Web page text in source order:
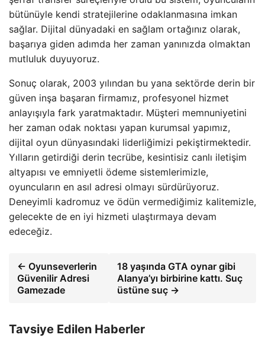
bütünüyle kendi stratejilerine odaklanmasına imkan
sağlar. Dijital dünyadaki en sağlam ortağınız olarak,
başarıya giden adımda her zaman yanınızda olmaktan
mutluluk duyuyoruz.
Sonuç olarak, 2003 yılından bu yana sektörde derin bir
güven inşa başaran firmamız, profesyonel hizmet
anlayışıyla fark yaratmaktadır. Müşteri memnuniyetini
her zaman odak noktası yapan kurumsal yapımız,
dijital oyun dünyasındaki liderliğimizi pekiştirmektedir.
Yılların getirdiği derin tecrübe, kesintisiz canlı iletişim
altyapısı ve emniyetli ödeme sistemlerimizle,
oyuncuların en asıl adresi olmayı sürdürüyoruz.
Deneyimli kadromuz ve ödün vermediğimiz kalitemizle,
gelecekte de en iyi hizmeti ulaştırmaya devam
edeceğiz.
← Oyunseverlerin
Güvenilir Adresi
Gamezade
18 yaşında GTA oynar gibi
Alanya’yı birbirine kattı. Suç
üstüne suç →
Tavsiye Edilen Haberler